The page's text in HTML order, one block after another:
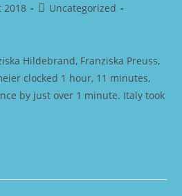
2018
Beitrags-
Uncategorized
Hildebrand, Franziska Preuss,
clocked 1 hour, 11 minutes,
by just over 1 minute. Italy took